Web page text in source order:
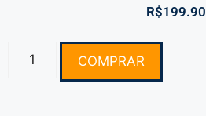
R$199.90
COMPRAR